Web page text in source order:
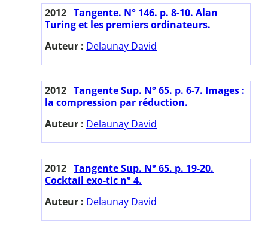
2012 Tangente. N° 146. p. 8-10. Alan
Turing et les premiers ordinateurs.
Auteur : Delaunay David
2012 Tangente Sup. N° 65. p. 6-7. Images :
la compression par réduction.
Auteur : Delaunay David
2012 Tangente Sup. N° 65. p. 19-20.
Cocktail exo-tic n° 4.
Auteur : Delaunay David